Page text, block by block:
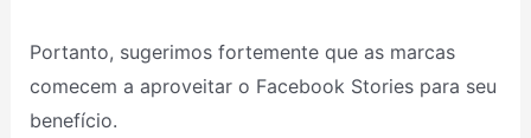
Portanto, sugerimos fortemente que as marcas
comecem a aproveitar o Facebook Stories para seu
benefício.